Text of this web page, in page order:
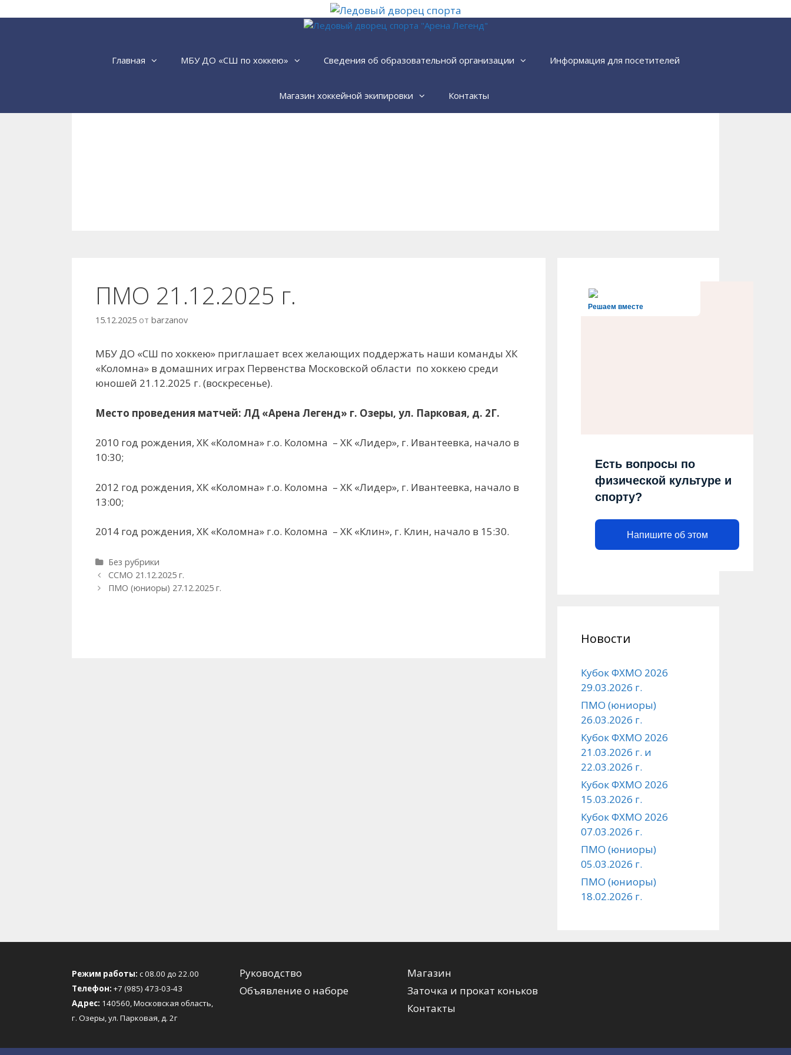
Главная МБУ ДО «СШ по хоккею» Сведения об образовательной организации Информация для посетителей
Магазин хоккейной экипировки
Контакты
Найти
ПМО 21.12.2025 г.
15.12.2025 от barzanov
МБУ ДО «СШ по хоккею» приглашает всех желающих поддержать наши команды ХК
«Коломна» в домашних играх Первенства Московской области по хоккею среди
юношей 21.12.2025 г. (воскресенье).
Место проведения матчей: ЛД «Арена Легенд» г. Озеры, ул. Парковая, д. 2Г.
2010 год рождения, ХК «Коломна» г.о. Коломна – ХК «Лидер», г. Ивантеевка, начало в
10:30;
2012 год рождения, ХК «Коломна» г.о. Коломна – ХК «Лидер», г. Ивантеевка, начало в
13:00;
2014 год рождения, ХК «Коломна» г.о. Коломна – ХК «Клин», г. Клин, начало в 15:30.
Рубрики
Без рубрики
Навигация
записи
ССМО 21.12.2025 г.
ПМО (юниоры) 27.12.2025 г.
Решаем вместе
Есть вопросы по
физической культуре и
спорту?
Напишите об этом
Новости
Кубок ФХМО 2026
29.03.2026 г.
ПМО (юниоры)
26.03.2026 г.
Кубок ФХМО 2026
21.03.2026 г. и
22.03.2026 г.
Кубок ФХМО 2026
15.03.2026 г.
Кубок ФХМО 2026
07.03.2026 г.
ПМО (юниоры)
05.03.2026 г.
ПМО (юниоры)
18.02.2026 г.
Режим работы: с 08.00 до 22.00
Телефон: +7 (985) 473-03-43
Адрес: 140560, Московская область,
г. Озеры, ул. Парковая, д. 2г
Руководство
Объявление о наборе
Магазин
Заточка и прокат коньков
Контакты